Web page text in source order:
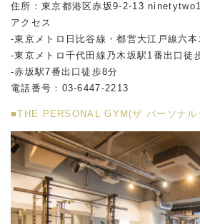
住所：東京都港区赤坂9-2-13
アクセス
-東京メトロ日比谷線・都営大江戸線六
-東京メトロ千代田線乃木坂駅 1番出口徒
-赤坂駅7番出口徒歩8分
電話番号： 03-6447-2213
■THE PERSONAL GYM(ザ パーソナル